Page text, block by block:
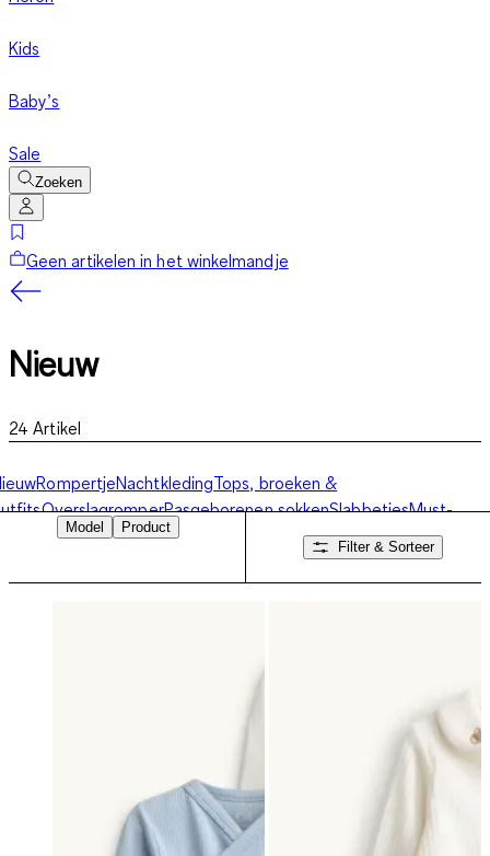
Kids
Baby’s
Sale
Zoeken
Geen artikelen in het winkelmandje
Nieuw
24 Artikel
RompertjeNachtkledingTops, broeken &
OverslagromperPasgeborenen sokkenSlabbetjesMust-
Model
Product
Filter & Sorteer